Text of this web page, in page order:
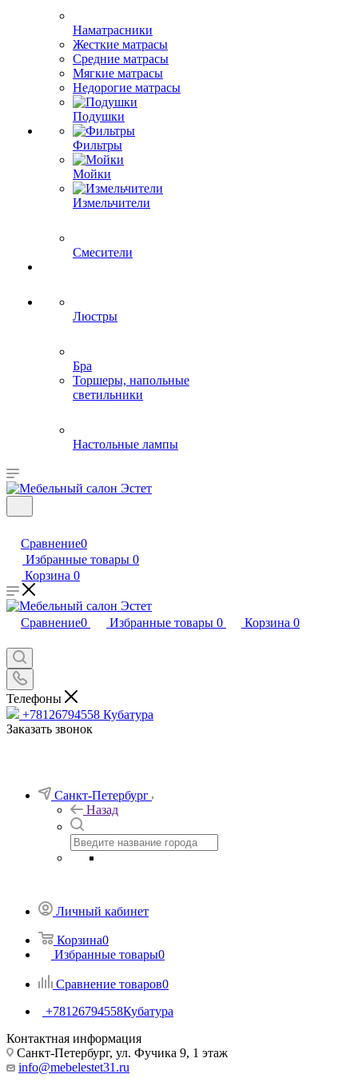
Наматрасники
Жесткие матрасы
Средние матрасы
Мягкие матрасы
Недорогие матрасы
Подушки
Фильтры
Мойки
Измельчители
Смесители
Люстры
Бра
Торшеры, напольные
светильники
Настольные лампы
Сравнение0
Избранные товары 0
Корзина 0
Сравнение0 Избранные товары 0 Корзина 0
Телефоны
+78126794558 Кубатура
Заказать звонок
Санкт-Петербург
Назад
Личный кабинет
Корзина0
Избранные товары0
Сравнение товаров0
+78126794558Кубатура
Контактная информация
Санкт-Петербург, ул. Фучика 9, 1 этаж
info@mebelestet31.ru